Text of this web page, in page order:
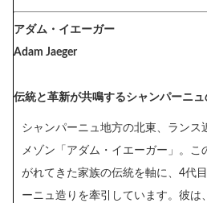
アダム・イエーガー
Adam Jaeger
伝統と革新が共鳴するシャンパーニ
シャンパーニュ地方の北東、ランス
メゾン「アダム・イエーガー」。こ
がれてきた家族の伝統を軸に、4代
ーニュ造りを牽引しています。彼は